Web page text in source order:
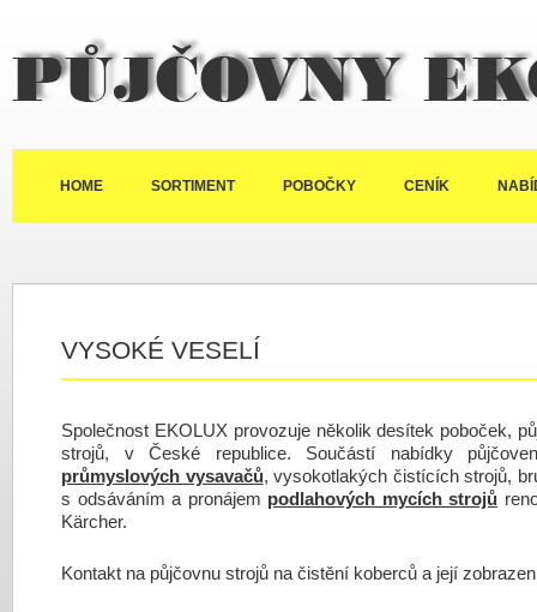
Půjčovny Ekolux
HOME SORTIMENT POBOČKY CENÍK
VYSOKÉ VESELÍ
Společnost EKOLUX provozuje několik desítek poboček,
strojů, v České republice. Součástí nabídky
průmyslových vysavačů, vysokotlakých čistících strojů,
s odsáváním a pronájem podlahových mycích strojů
Kärcher.
Kontakt na půjčovnu strojů na čistění koberců a její